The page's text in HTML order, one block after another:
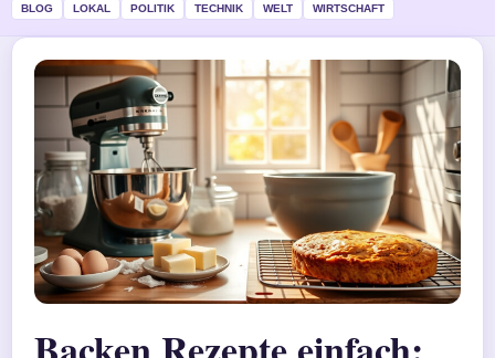
BLOG LOKAL POLITIK TECHNIK WELT WIRTSCHAFT